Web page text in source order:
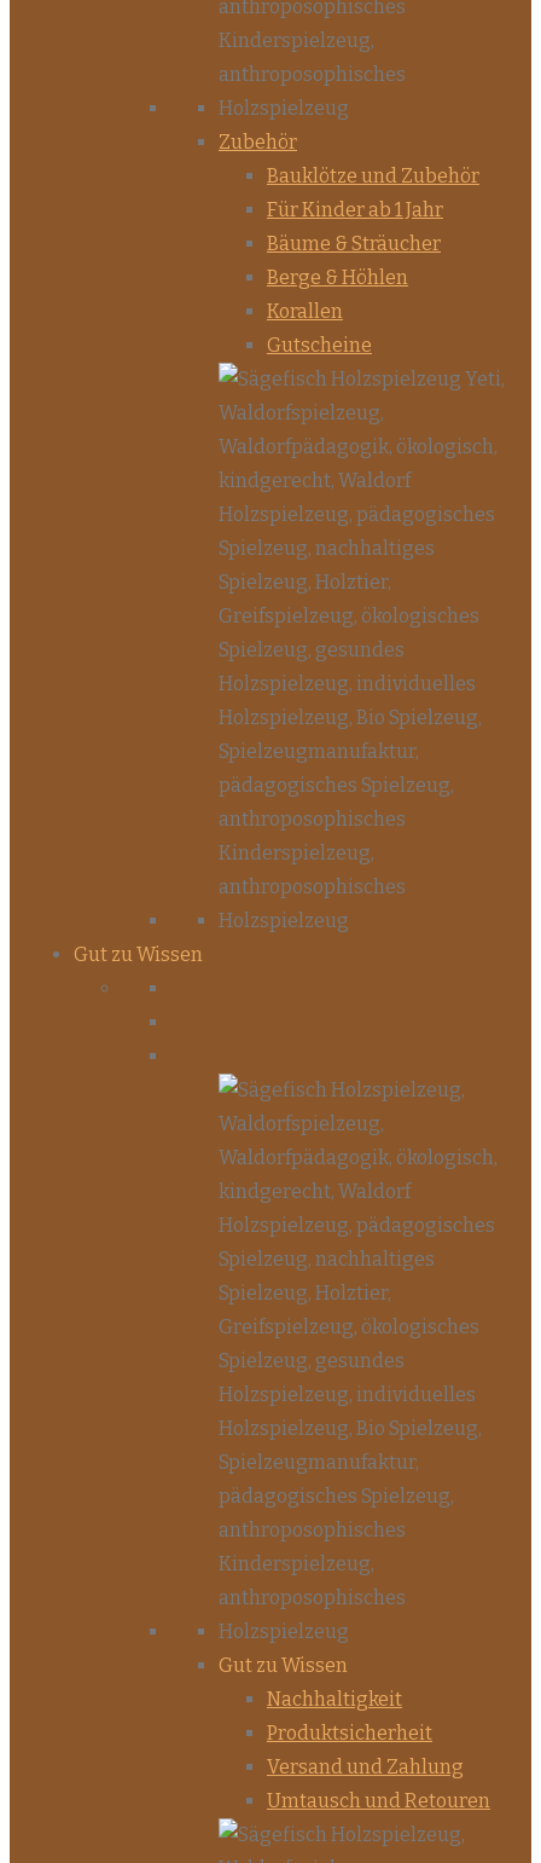
Zubehör
Bauklötze und Zubehör
Für Kinder ab 1 Jahr
Bäume & Sträucher
Berge & Höhlen
Korallen
Gutscheine
Gut zu Wissen
Gut zu Wissen
Nachhaltigkeit
Produktsicherheit
Versand und Zahlung
Umtausch und Retouren